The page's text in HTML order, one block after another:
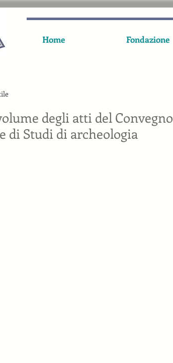
Home Fondazione
degli atti del Convegno
di Studi di archeologia